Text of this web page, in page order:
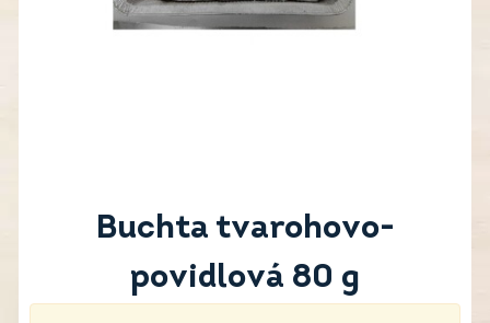
Buchta tvarohovo-
povidlová 80 g